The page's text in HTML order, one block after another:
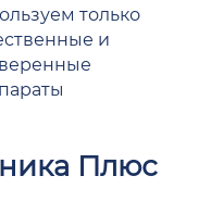
только
и
Плюс